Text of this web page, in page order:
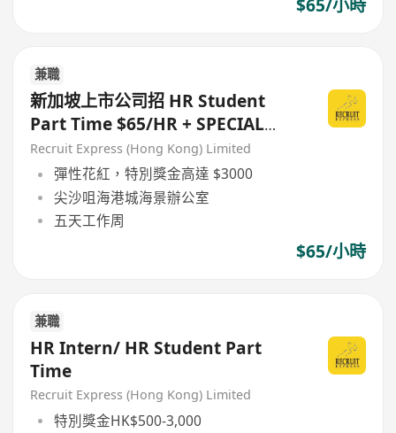
$65/小時
兼職
新加坡上市公司招 HR Student
Part Time $65/HR + SPECIAL
BONUS
Recruit Express (Hong Kong) Limited
彈性花紅，特別獎金高達 $3000
尖沙咀海港城海景辦公室
五天工作周
$65/小時
兼職
HR Intern/ HR Student Part
Time
Recruit Express (Hong Kong) Limited
特別獎金HK$500-3,000